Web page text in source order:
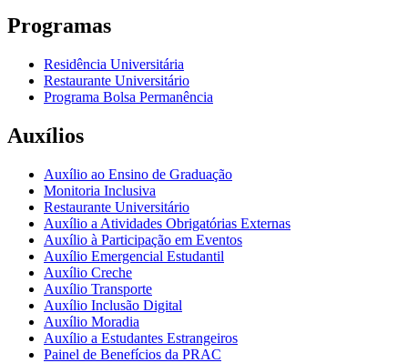
Programas
Residência Universitária
Restaurante Universitário
Programa Bolsa Permanência
Auxílios
Auxílio ao Ensino de Graduação
Monitoria Inclusiva
Restaurante Universitário
Auxílio a Atividades Obrigatórias Externas
Auxílio à Participação em Eventos
Auxílio Emergencial Estudantil
Auxílio Creche
Auxílio Transporte
Auxílio Inclusão Digital
Auxílio Moradia
Auxílio a Estudantes Estrangeiros
Painel de Benefícios da PRAC